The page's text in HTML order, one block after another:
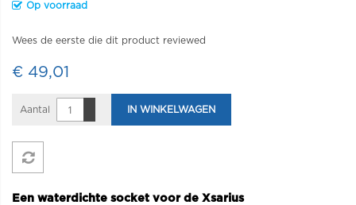
Op voorraad
Wees de eerste die dit product reviewed
€ 49,01
Aantal IN WINKELWAGEN
Een waterdichte socket voor de Xsarius